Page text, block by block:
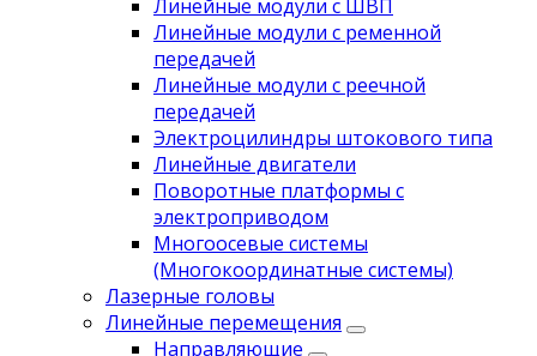
Линейные модули с ШВП
Линейные модули с ременной
передачей
Линейные модули с реечной
передачей
Электроцилиндры штокового типа
Линейные двигатели
Поворотные платформы с
электроприводом
Многоосевые системы
(Многокоординатные системы)
Лазерные головы
Линейные перемещения
Направляющие